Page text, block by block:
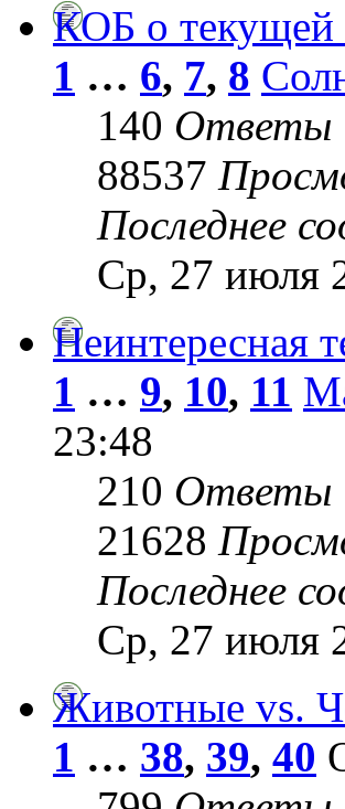
КОБ о текущей
1 … 6, 7, 8
140 Ответы
88537
Последнее
Ср, 27 июля
Неинтересная
1 … 9, 10, 11
23:48
210 Ответы
21628
Последнее
Ср, 27 июля
Животные vs.
1 … 38, 39, 40